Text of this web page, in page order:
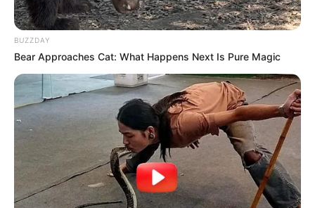
Início Baratinho
apresentam O Lago dos...
Baratinho Eventos Culturais Dança
Balé Teatro Guaíra e
Orquestra Sinfônica do
Paraná apresentam O Lago
dos Cisnes
3 de dezembro de 2018
BUZZDAY
Bear Approaches Cat: What Happens Next Is Pure Magic